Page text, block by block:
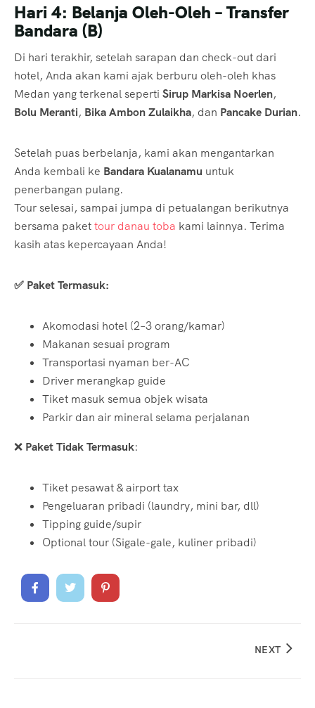
Hari 4: Belanja Oleh-Oleh – Transfer
Bandara (B)
Di hari terakhir, setelah sarapan dan check-out dari
hotel, Anda akan kami ajak berburu oleh-oleh khas
Medan yang terkenal seperti Sirup Markisa Noerlen,
Bolu Meranti, Bika Ambon Zulaikha, dan Pancake Durian.
Setelah puas berbelanja, kami akan mengantarkan
Anda kembali ke Bandara Kualanamu untuk
penerbangan pulang.
Tour selesai, sampai jumpa di petualangan berikutnya
bersama pakettour danau toba kami lainnya. Terima
kasih atas kepercayaan Anda!
✅ Paket Termasuk:
Akomodasi hotel (2–3 orang/kamar)
Makanan sesuai program
Transportasi nyaman ber-AC
Driver merangkap guide
Tiket masuk semua objek wisata
Parkir dan air mineral selama perjalanan
❌ Paket Tidak Termasuk:
Tiket pesawat & airport tax
Pengeluaran pribadi (laundry, mini bar, dll)
Tipping guide/supir
Optional tour (Sigale-gale, kuliner pribadi)
NEXT